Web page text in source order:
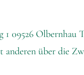
09526 Olbernhau
über die